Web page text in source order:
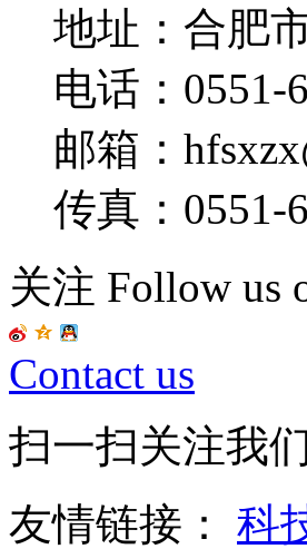
地址：合肥
电话：0551-
邮箱：
传真：0551-
关注 Follow us
Contact us
扫一扫关注我们
友情链接：
科